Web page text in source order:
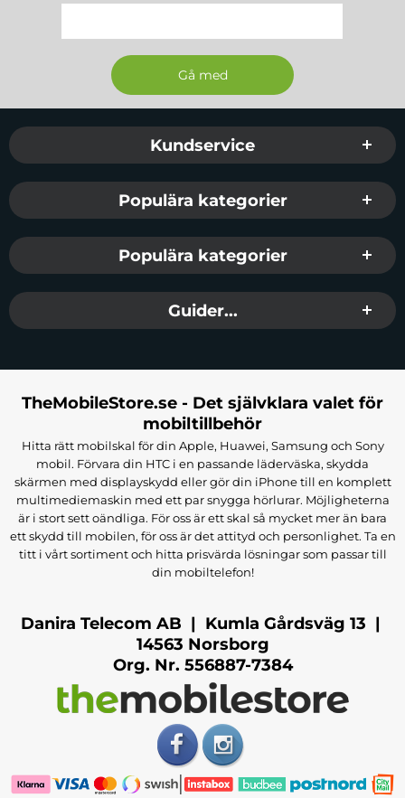
Sidfot Blandad info och länkar
Kundservice
Populära kategorier
Populära kategorier
Guider...
TheMobileStore.se - Det självklara valet för
mobiltillbehör
Hitta rätt mobilskal för din Apple, Huawei, Samsung och Sony
mobil. Förvara din HTC i en passande läderväska, skydda
skärmen med displayskydd eller gör din iPhone till en komplett
multimediemaskin med ett par snygga hörlurar. Möjligheterna
är i stort sett oändliga. För oss är ett skal så mycket mer än bara
ett skydd till mobilen, för oss är det attityd och personlighet. Ta en
titt i vårt sortiment och hitta prisvärda lösningar som passar till
din mobiltelefon!
Danira Telecom AB | Kumla Gårdsväg 13 |
14563 Norsborg
Org. Nr. 556887-7384